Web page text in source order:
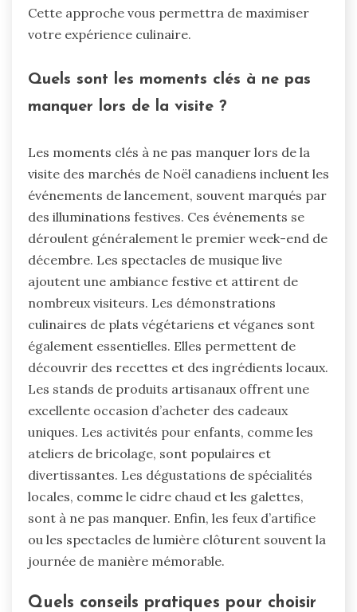
Cette approche vous permettra de maximiser
votre expérience culinaire.
Quels sont les moments clés à ne pas
manquer lors de la visite ?
Les moments clés à ne pas manquer lors de la
visite des marchés de Noël canadiens incluent les
événements de lancement, souvent marqués par
des illuminations festives. Ces événements se
déroulent généralement le premier week-end de
décembre. Les spectacles de musique live
ajoutent une ambiance festive et attirent de
nombreux visiteurs. Les démonstrations
culinaires de plats végétariens et véganes sont
également essentielles. Elles permettent de
découvrir des recettes et des ingrédients locaux.
Les stands de produits artisanaux offrent une
excellente occasion d’acheter des cadeaux
uniques. Les activités pour enfants, comme les
ateliers de bricolage, sont populaires et
divertissantes. Les dégustations de spécialités
locales, comme le cidre chaud et les galettes,
sont à ne pas manquer. Enfin, les feux d’artifice
ou les spectacles de lumière clôturent souvent la
journée de manière mémorable.
Quels conseils pratiques pour choisir